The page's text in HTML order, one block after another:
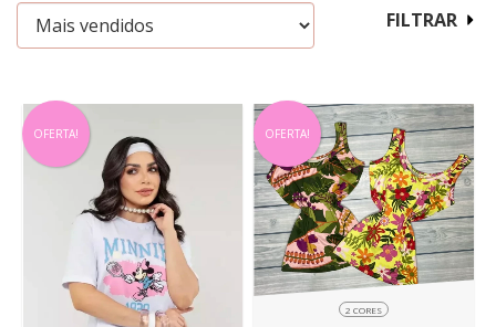
FILTRAR
OFERTA! OFERTA!
2 CORES